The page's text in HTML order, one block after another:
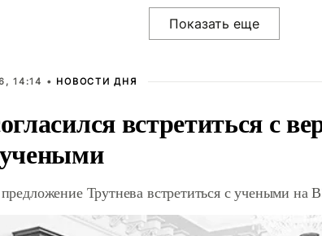
14:14 • НОВОСТИ ДНЯ
встретиться с
Трутнева встретиться с учеными на